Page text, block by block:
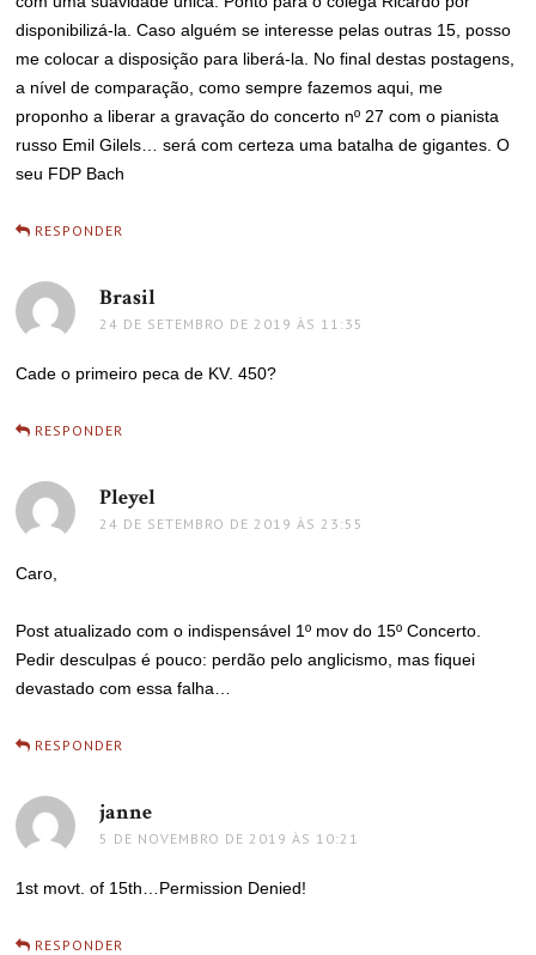
disponibilizá-la. Caso alguém se interesse pelas outras 15, posso
me colocar a disposição para liberá-la. No final destas postagens,
a nível de comparação, como sempre fazemos aqui, me
proponho a liberar a gravação do concerto nº 27 com o pianista
russo Emil Gilels… será com certeza uma batalha de gigantes. O
seu FDP Bach
RESPONDER
Brasil
24 DE SETEMBRO DE 2019 ÀS 11:35
Cade o primeiro peca de KV. 450?
RESPONDER
Pleyel
24 DE SETEMBRO DE 2019 ÀS 23:55
Caro,
Post atualizado com o indispensável 1º mov do 15º Concerto.
Pedir desculpas é pouco: perdão pelo anglicismo, mas fiquei
devastado com essa falha…
RESPONDER
janne
5 DE NOVEMBRO DE 2019 ÀS 10:21
1st movt. of 15th…Permission Denied!
RESPONDER